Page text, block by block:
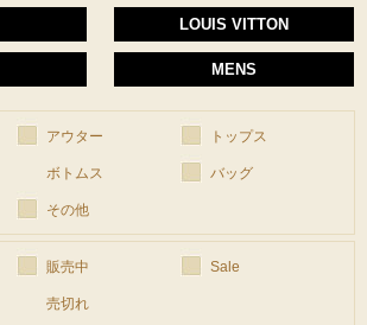
LOUIS VITTON
MENS
アウター トップス
ボトムス バッグ
その他
販売中 Sale
売切れ
OTHER
ご委託方法